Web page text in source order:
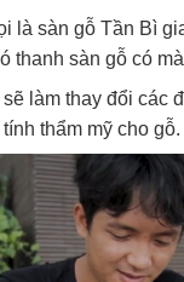
là sàn gỗ Tần Bì
sàn gỗ có
làm thay đổi
thẩm mỹ cho gỗ.